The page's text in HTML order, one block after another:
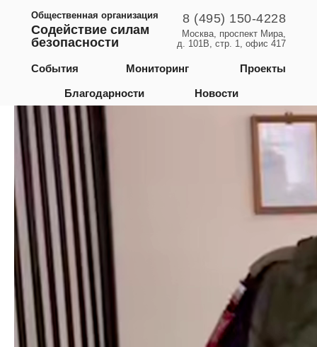
8 (495) 150-4228
Общественная организация
Содействие силам
безопасности
Мониторинг
События
Благодарности Новости
Проекты
Москва, проспект Мира,
д. 101В, стр. 1, офис 417